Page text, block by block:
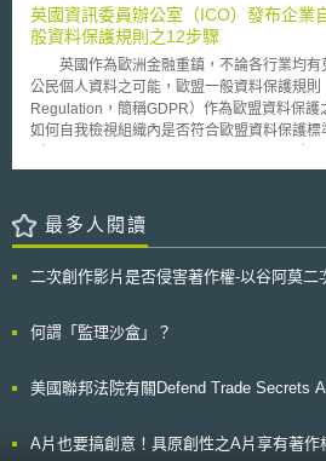
上將維持自己立於一個領導地位，取得並擴大
氣資源委員會將開始擬定執行所有方案的細節
2012年前全部生效執行。
盤上。因此本指南進一步針對目前現行法規適
機關應如何詮釋「恰當駕駛」內涵，並確認人
作時仍應為遵循道路駕駛法規負責。 本指南僅提供「恰當控制」之案
例至SAE J2016第一級、第二級和第三級之
度自動駕駛應不會於2020年前進入市場並合
之詮釋範圍之中。本指南依照採取駕駛行動
（誰有控制權）、是否應將一隻手放置於方向
英國資訊委員辦公室（ICO）發布企業
般資料保護規則之12步驟
英國作為歐洲金融重鎮，不論各行業均有
公民個人資料之可能，歐盟一般資料保護規
Regulation，簡稱GDPR）作為歐盟資料保護
如何自我檢視組織內是否符合歐盟資料保護
英國ICO於2017年4月發布企業自行檢視
steps to take now），可供了解GDPR的輪廓與
（Awareness）：認知GDPR帶來的改變，與
料來源與傳輸流向，保留處理資料的紀錄。 檢視外部隱私政策
策，並及時對GDPR的施行擬定因應計畫。 當事人權利
動決策影響等相關權利。 處理客戶取得資料請求（Subject access
於1個月內回覆客戶的請求；可對明顯無理或
最多人閱讀
二次創作影片是否侵害著作權-以谷阿莫二
何謂「監理沙盒」？
美國聯邦法院有關Defend Trade Secrets
A片也要搞創意！具原創性之A片享有著作